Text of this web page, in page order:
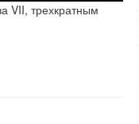
VII, трехкратным